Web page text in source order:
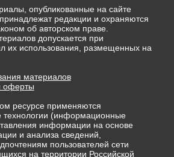
опубликованные на сайте
редакции и охраняются
об авторском праве.
допускается при
их использования, размещенных на
материалов
оферты
ресурсе применяются
технологии (информационные
информации на основе
и анализа сведений,
пользователей сети
на территории Российской